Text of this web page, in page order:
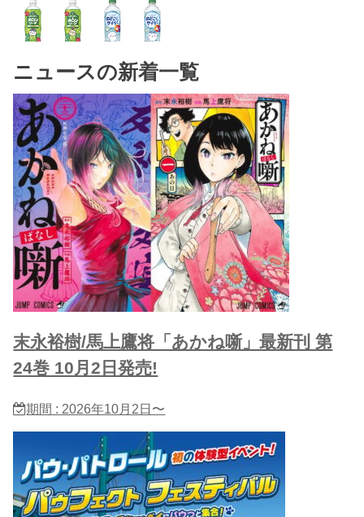
ニュースの新着一覧
末永裕樹/馬上鷹将「あかね噺」最新刊 第
24巻 10月2日発売!
期間 : 2026年10月2日〜